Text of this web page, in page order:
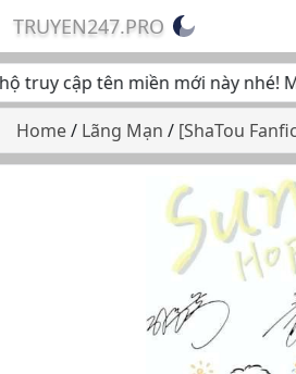
TRUYEN247.PRO
cập tên miền mới này nhé! Mãi
Home/ Lãng Mạn / [ShaTou